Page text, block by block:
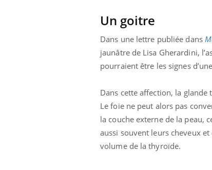
Un goitre
Dans une lettre publiée dans
jaunâtre de Lisa Gherardini,
pourraient être les signes
Dans cette affection, la
Le foie ne peut alors pas
la couche externe de la peau,
aussi souvent leurs cheveux
volume de la thyroïde.
Diabète & Ramadan 2026Youtube
Le Ramadan approche, et, pour de
nombreuses personnes atteintes de
diabète, c'est une période de questions, de
défis, mais ...